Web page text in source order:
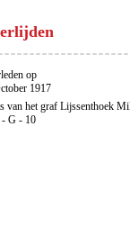
op
1917
van het graf Lijssenthoek
G - 10